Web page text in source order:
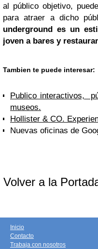
al público objetivo,
para atraer a dicho
underground es un
joven a bares y
Tambien te puede interesar:
Publico interactivos,
museos.
Hollister & CO.
Nuevas oficinas de
Volver a la
Inicio
Contacto
Trabaja con nosotros